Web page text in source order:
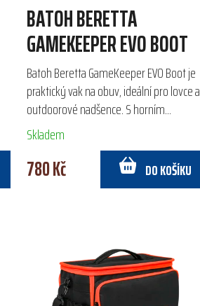
BATOH BERETTA
GAMEKEEPER EVO BOOT
Batoh Beretta GameKeeper EVO Boot je
praktický vak na obuv, ideální pro lovce a
outdoorové nadšence. S horním
otevíráním a stahovací šňůrkou, kterou lze
použít jako ramenní...
Skladem
780 Kč DO KOŠÍKU